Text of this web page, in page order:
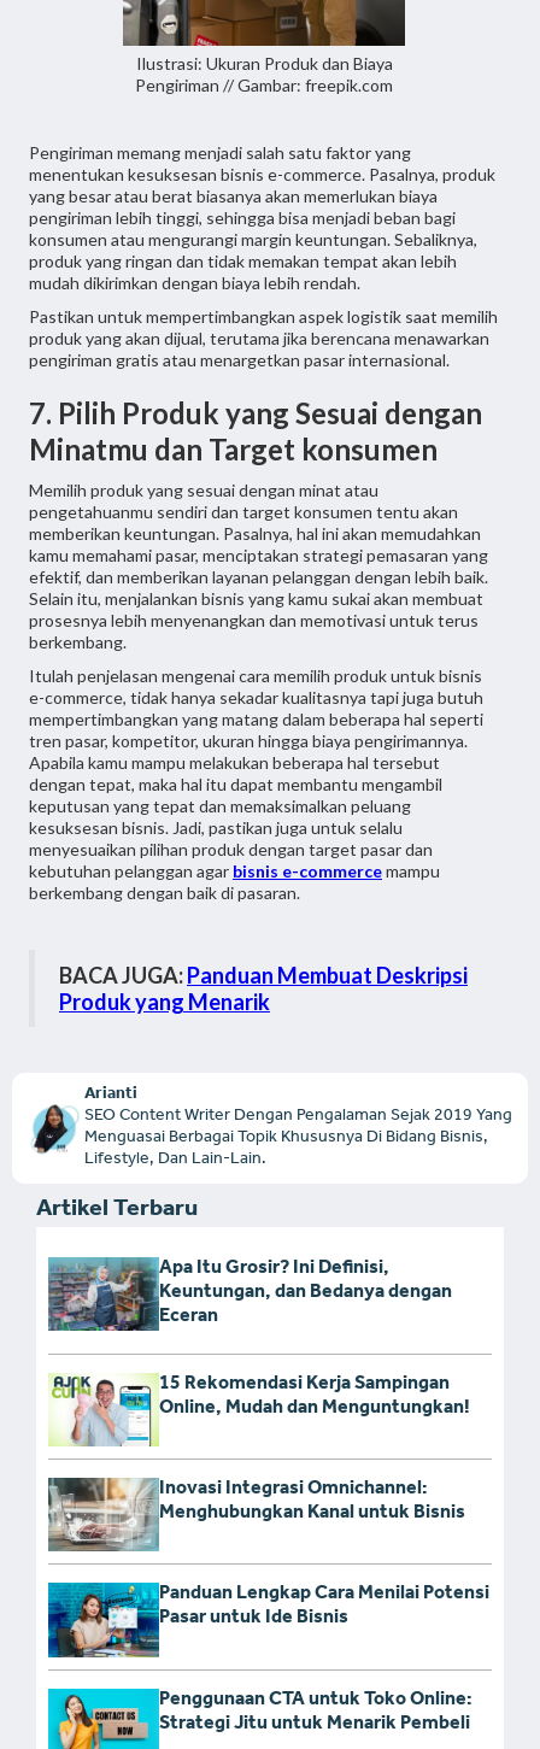
Ilustrasi: Ukuran Produk dan Biaya
Pengiriman // Gambar: freepik.com
Pengiriman memang menjadi salah satu faktor yang
menentukan kesuksesan bisnis e-commerce. Pasalnya, produk
yang besar atau berat biasanya akan memerlukan biaya
pengiriman lebih tinggi, sehingga bisa menjadi beban bagi
konsumen atau mengurangi margin keuntungan. Sebaliknya,
produk yang ringan dan tidak memakan tempat akan lebih
mudah dikirimkan dengan biaya lebih rendah.
Pastikan untuk mempertimbangkan aspek logistik saat memilih
produk yang akan dijual, terutama jika berencana menawarkan
pengiriman gratis atau menargetkan pasar internasional.
7. Pilih Produk yang Sesuai dengan
Minatmu dan Target konsumen
Memilih produk yang sesuai dengan minat atau
pengetahuanmu sendiri dan target konsumen tentu akan
memberikan keuntungan. Pasalnya, hal ini akan memudahkan
kamu memahami pasar, menciptakan strategi pemasaran yang
efektif, dan memberikan layanan pelanggan dengan lebih baik.
Selain itu, menjalankan bisnis yang kamu sukai akan membuat
prosesnya lebih menyenangkan dan memotivasi untuk terus
berkembang.
Itulah penjelasan mengenai cara memilih produk untuk bisnis
e-commerce, tidak hanya sekadar kualitasnya tapi juga butuh
mempertimbangkan yang matang dalam beberapa hal seperti
tren pasar, kompetitor, ukuran hingga biaya pengirimannya.
Apabila kamu mampu melakukan beberapa hal tersebut
dengan tepat, maka hal itu dapat membantu mengambil
keputusan yang tepat dan memaksimalkan peluang
kesuksesan bisnis. Jadi, pastikan juga untuk selalu
menyesuaikan pilihan produk dengan target pasar dan
kebutuhan pelanggan agar bisnis e-commercemampu
berkembang dengan baik di pasaran.
BACA JUGA:Panduan Membuat Deskripsi
Produk yang Menarik
Arianti
SEO Content Writer Dengan Pengalaman Sejak 2019 Yang
Menguasai Berbagai Topik Khususnya Di Bidang Bisnis,
Lifestyle, Dan Lain-Lain.
Artikel Terbaru
Apa Itu Grosir? Ini Definisi,
Keuntungan, dan Bedanya dengan
Eceran
15 Rekomendasi Kerja Sampingan
Online, Mudah dan Menguntungkan!
Inovasi Integrasi Omnichannel:
Menghubungkan Kanal untuk Bisnis
Panduan Lengkap Cara Menilai Potensi
Pasar untuk Ide Bisnis
Penggunaan CTA untuk Toko Online:
Strategi Jitu untuk Menarik Pembeli